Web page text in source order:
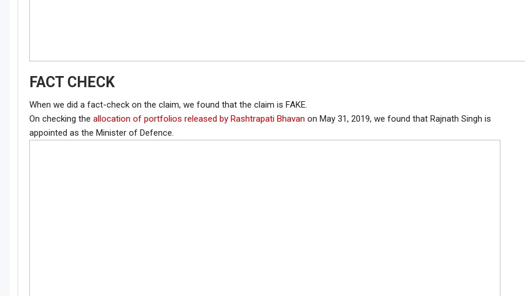
FACT CHECK
When we did a fact-check on the claim, we found that the claim is FAKE.
On checking the allocation of portfolios released by Rashtrapati Bhavan on May 31, 2019, we found that Rajnath Singh is
appointed as the Minister of Defence.